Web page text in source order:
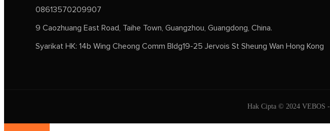
08613570209907
9 Caozhuang East Road, Taihe Town, Guangzhou, Guangdong, China.
Syarikat HK: 14b Wing Cheong Comm Bldg19-25 Jervois St Sheung Wan Hong Kong
Hak Cipta © 2024 VEBOS -